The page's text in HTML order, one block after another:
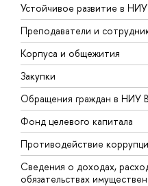
Устойчивое развитие в
Преподаватели и
Корпуса и общежития
Закупки
Обращения граждан в НИУ
Фонд целевого капитала
Противодействие
Сведения о доходах,
обязательствах